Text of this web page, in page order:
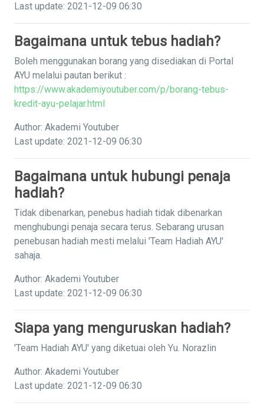
Last update: 2021-12-09 06:30
Bagaimana untuk tebus hadiah?
Boleh menggunakan borang yang disediakan di Portal
AYU melalui pautan berikut :
https://www.akademiyoutuber.com/p/borang-tebus-
kredit-ayu-pelajar.html
Author: Akademi Youtuber
Last update: 2021-12-09 06:30
Bagaimana untuk hubungi penaja
hadiah?
Tidak dibenarkan, penebus hadiah tidak dibenarkan
menghubungi penaja secara terus. Sebarang urusan
penebusan hadiah mesti melalui 'Team Hadiah AYU'
sahaja.
Author: Akademi Youtuber
Last update: 2021-12-09 06:30
Siapa yang menguruskan hadiah?
'Team Hadiah AYU' yang diketuai oleh Yu. Norazlin
Author: Akademi Youtuber
Last update: 2021-12-09 06:30